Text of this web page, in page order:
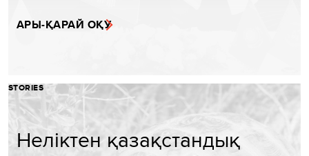
АРЫ-ҚАРАЙ ОҚУ
STORIES
Неліктен қазақстандық